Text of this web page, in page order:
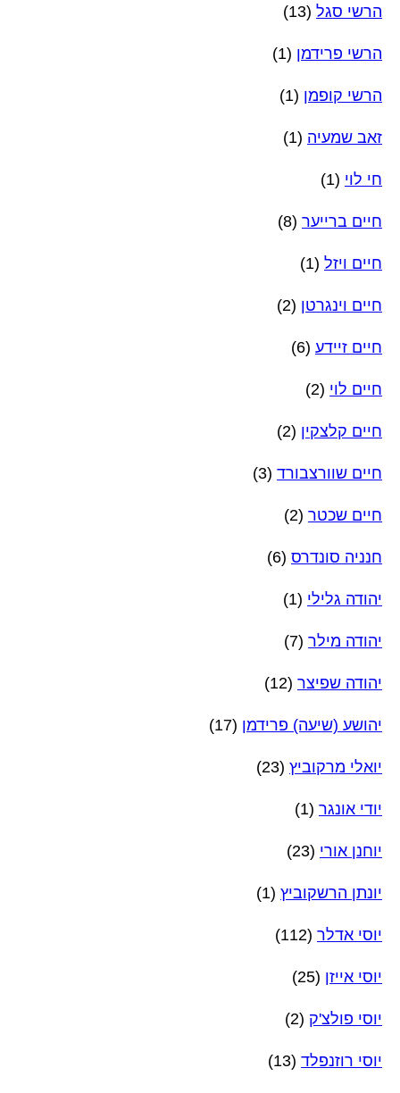
הרשי סגל (13)
הרשי פרידמן (1)
הרשי קופמן (1)
זאב שמעיה (1)
חי לוי (1)
חיים ברייער (8)
חיים ויזל (1)
חיים וינגרטן (2)
חיים זיידע (6)
חיים לוי (2)
חיים קלצקין (2)
חיים שוורצבורד (3)
חיים שכטר (2)
חנניה סונדרס (6)
יהודה גלילי (1)
יהודה מילר (7)
יהודה שפיצר (12)
יהושע (שיעה) פרידמן (17)
יואלי מרקוביץ (23)
יודי אונגר (1)
יוחנן אורי (23)
יונתן הרשקוביץ (1)
יוסי אדלר (112)
יוסי אייזן (25)
יוסי פולצ'ק (2)
יוסי רוזנפלד (13)